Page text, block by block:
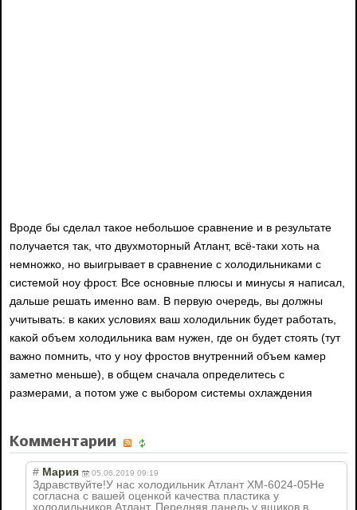
Вроде бы сделал такое небольшое сравнение и в результате
получается так, что двухмоторный Атлант, всё-таки хоть на
немножко, но выигрывает в сравнение с холодильниками с
системой ноу фрост. Все основные плюсы и минусы я написал,
дальше решать именно вам. В первую очередь, вы должны
учитывать: в каких условиях ваш холодильник будет работать,
какой объем холодильника вам нужен, где он будет стоять (тут
важно помнить, что у ноу фростов внутренний объем камер
заметно меньше), в общем сначала определитесь с
размерами, а потом уже с выбором системы охлаждения
Комментарии
# Мария 05.06.2019 09:19
Здравствуйте!У нас холодильник Атлант ХМ-6024-05Не
согласна с вашей оценкой качества пластика у
холодильников Атлант. Передняя панель у ящиков в